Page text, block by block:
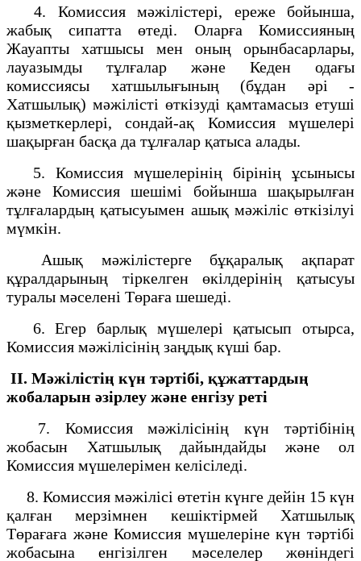
4. Комиссия мәжілістері, ереже бойынша,
жабық сипатта өтеді. Оларға Комиссияның
Жауапты хатшысы мен оның орынбасарлары,
лауазымды тұлғалар және Кеден одағы
комиссиясы хатшылығының (бұдан әрі -
Хатшылық) мәжілісті өткізуді қамтамасыз етуші
қызметкерлері, сондай-ақ Комиссия мүшелері
шақырған басқа да тұлғалар қатыса алады.
5. Комиссия мүшелерінің бірінің ұсынысы
және Комиссия шешімі бойынша шақырылған
тұлғалардың қатысуымен ашық мәжіліс өткізілуі
мүмкін.
Ашық мәжілістерге бұқаралық ақпарат
құралдарының тіркелген өкілдерінің қатысуы
туралы мәселені Төраға шешеді.
6. Егер барлық мүшелері қатысып отырса,
Комиссия мәжілісінің заңдық күші бар.
II. Мәжілістің күн тәртібі, құжаттардың
жобаларын әзірлеу және енгізу реті
7. Комиссия мәжілісінің күн тәртібінің
жобасын Хатшылық дайындайды және ол
Комиссия мүшелерімен келісіледі.
8. Комиссия мәжілісі өтетін күнге дейін 15 күн
қалған мерзімнен кешіктірмей Хатшылық
Төрағаға және Комиссия мүшелеріне күн тәртібі
жобасына енгізілген мәселелер жөніндегі